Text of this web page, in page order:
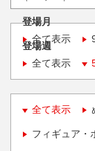
登場月
全て表示
登場週
全て表示
全て表示
フィギュア・